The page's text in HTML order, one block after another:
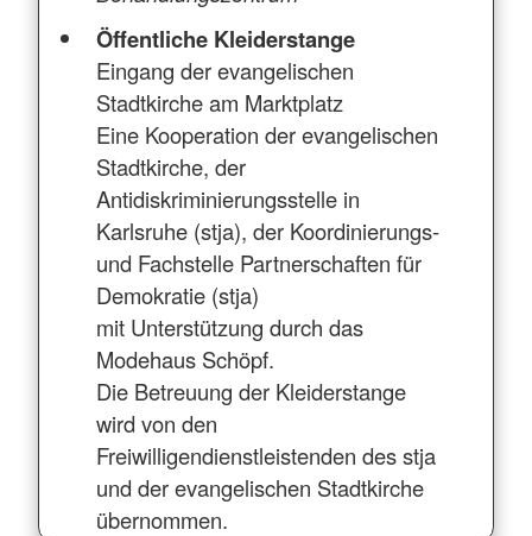
Öffentliche Kleiderstange
Eingang der evangelischen
Stadtkirche am Marktplatz
Eine Kooperation der evangelischen
Stadtkirche, der
Antidiskriminierungsstelle in
Karlsruhe (stja), der Koordinierungs-
und Fachstelle Partnerschaften für
Demokratie (stja)
mit Unterstützung durch das
Modehaus Schöpf.
Die Betreuung der Kleiderstange
wird von den
Freiwilligendienstleistenden des stja
und der evangelischen Stadtkirche
übernommen.